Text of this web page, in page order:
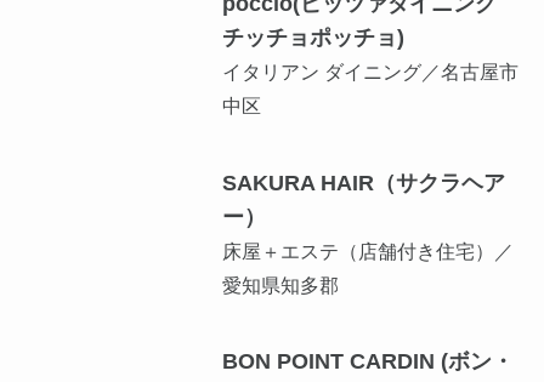
チッチョポッチョ)
イタリアン ダイニング／名古屋市
中区
SAKURA HAIR（サクラヘア
ー）
床屋＋エステ（店舗付き住宅）／
愛知県知多郡
BON POINT CARDIN (ボン・